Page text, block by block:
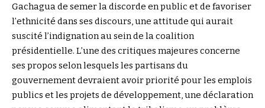
Gachagua de semer la discorde en public et de favoriser
l’ethnicité dans ses discours, une attitude qui aurait
suscité l’indignation au sein de la coalition
présidentielle. L’une des critiques majeures concerne
ses propos selon lesquels les partisans du
gouvernement devraient avoir priorité pour les emplois
publics et les projets de développement, une déclaration